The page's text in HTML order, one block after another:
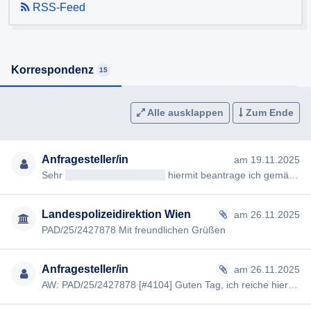
RSS-Feed
Korrespondenz 15
Alle ausklappen Zum Ende
Anfragesteller/in
am 19.11.2025
Sehr
hiermit beantrage ich gemäß § 7ff Informationsfreiheitsgesetz (IFG) die Erteilung fo…
Landespolizeidirektion Wien
am 26.11.2025
PAD/25/2427878 Mit freundlichen Grüßen
Anfragesteller/in
am 26.11.2025